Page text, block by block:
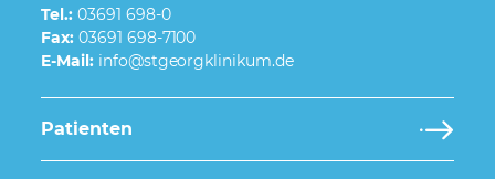
Tel.: 03691 698-0
Fax: 03691 698-7100
E-Mail:
Patienten